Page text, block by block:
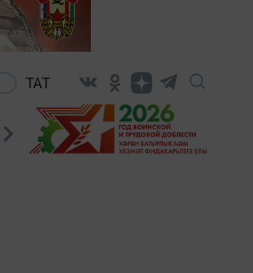
ТАТ